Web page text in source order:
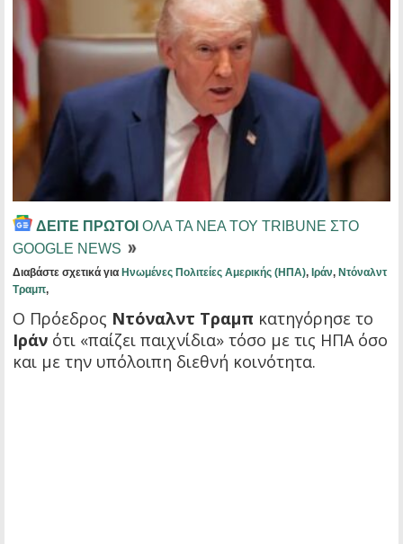
ΔΕΙΤΕ ΠΡΩΤΟΙ ΟΛΑ ΤΑ ΝΕΑ ΤΟΥ TRIBUNE ΣΤΟ
GOOGLE NEWS
Διαβάστε σχετικά για Ηνωμένες Πολιτείες Αμερικής (ΗΠΑ), Ιράν, Ντόναλντ
Τραμπ,
Ο Πρόεδρος Ντόναλντ Τραμπ κατηγόρησε το
Ιράν ότι «παίζει παιχνίδια» τόσο με τις ΗΠΑ όσο
και με την υπόλοιπη διεθνή κοινότητα.